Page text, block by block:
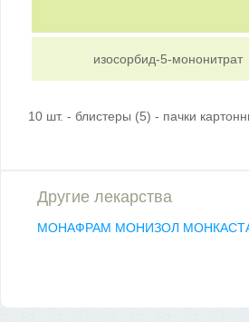
изосорбид-5-мононитрат
10 шт. - блистеры (5) - пачки
Другие лекарства
МОНАФРАМ МОНИЗОЛ